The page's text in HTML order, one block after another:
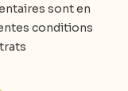
sont en
conditions